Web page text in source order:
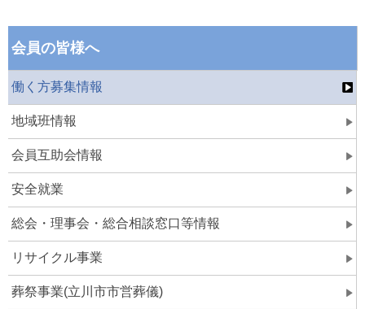
会員の皆様へ
働く方募集情報
地域班情報
会員互助会情報
安全就業
総会・理事会・総合相談窓口等情報
リサイクル事業
葬祭事業(立川市市営葬儀)